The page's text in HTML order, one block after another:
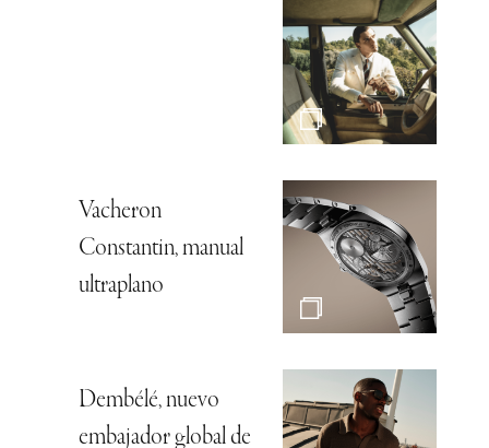
Vacheron
Constantin, manual
ultraplano
Dembélé, nuevo
embajador global de